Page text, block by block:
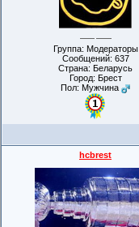
Группа: Модераторы
Сообщений: 637
Страна: Беларусь
Город: Брест
Пол: Мужчина
hcbrest